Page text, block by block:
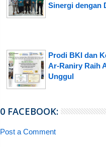
Sinergi dengan
Prodi BKI dan
Ar-Raniry Raih
Unggul
0 FACEBOOK:
Post a Comment